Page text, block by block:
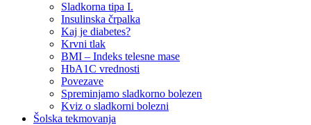
Sladkorna tipa I.
Insulinska črpalka
Kaj je diabetes?
Krvni tlak
BMI – Indeks telesne mase
HbA1C vrednosti
Povezave
Spreminjamo sladkorno bolezen
Kviz o sladkorni bolezni
Šolska tekmovanja